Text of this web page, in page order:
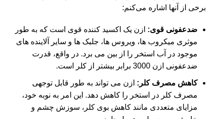
برخی از آنها اشاره می‌کنم:
ضدعفونی قوی: ازن یک اکسید کننده قوی است که به طور
موثری میکروب ها، ویروس ها، جلبک ها و سایر آلاینده های
موجود در آب استخر را از بین می برد. در واقع، قدرت
ضدعفونی ازن 3000 برابر بیشتر از کلر است.
کاهش مصرف کلر: ازن می تواند به طور قابل توجهی
مصرف کلر در استخر را کاهش دهد. این امر به نوبه خود،
مزایای متعددی مانند کاهش بوی کلر، سوزش چشم و